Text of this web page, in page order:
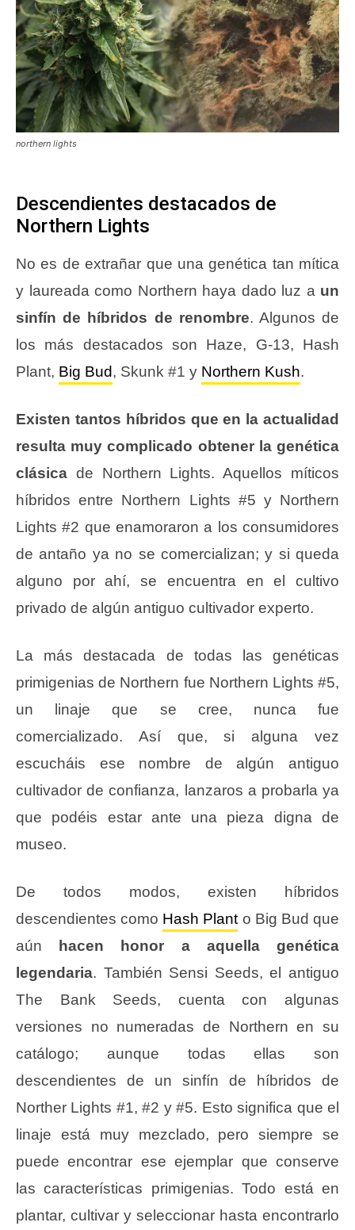
northern lights
Descendientes destacados de
Northern Lights
No es de extrañar que una genética tan mítica
y laureada como Northern haya dado luz a un
sinfín de híbridos de renombre. Algunos de
los más destacados son Haze, G-13, Hash
Plant, Big Bud, Skunk #1 y Northern Kush.
Existen tantos híbridos que en la actualidad
resulta muy complicado obtener la genética
clásica de Northern Lights. Aquellos míticos
híbridos entre Northern Lights #5 y Northern
Lights #2 que enamoraron a los consumidores
de antaño ya no se comercializan; y si queda
alguno por ahí, se encuentra en el cultivo
privado de algún antiguo cultivador experto.
La más destacada de todas las genéticas
primigenias de Northern fue Northern Lights #5,
un linaje que se cree, nunca fue
comercializado. Así que, si alguna vez
escucháis ese nombre de algún antiguo
cultivador de confianza, lanzaros a probarla ya
que podéis estar ante una pieza digna de
museo.
De todos modos, existen híbridos
descendientes como Hash Plant o Big Bud que
aún
hacen honor a aquella genética
legendaria. También Sensi Seeds, el antiguo
The Bank Seeds, cuenta con algunas
versiones no numeradas de Northern en su
catálogo; aunque todas ellas son
descendientes de un sinfín de híbridos de
Norther Lights #1, #2 y #5. Esto significa que el
linaje está muy mezclado, pero siempre se
puede encontrar ese ejemplar que conserve
las características primigenias. Todo está en
plantar, cultivar y seleccionar hasta encontrarlo